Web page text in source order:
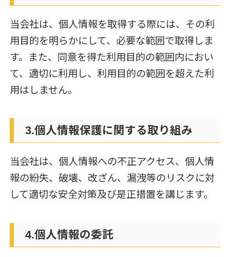
当会社は、個人情報を取得する際には、その利
用目的を明らかにして、必要な範囲で取得しま
す。また、同意を得た利用目的の範囲内におい
て、適切に利用し、利用目的の範囲を超えた利
用はしません。
3.個人情報保護に関する取り組み
当会社は、個人情報への不正アクセス、個人情
報の紛失、破壊、改ざん、漏洩等のリスクに対
して適切な安全対策及び是正措置を講じます。
4.個人情報の委託